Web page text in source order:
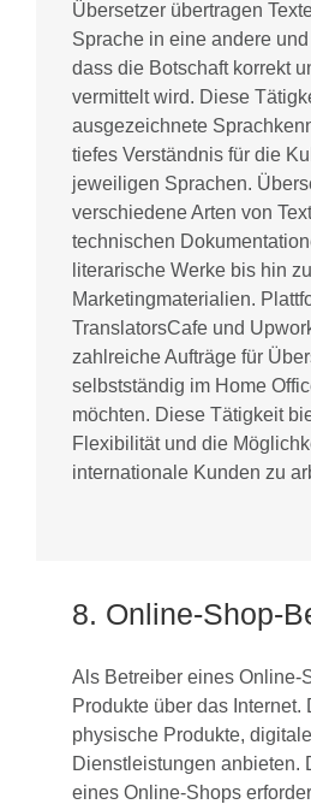
Übersetzer übertragen
Sprache in eine andere
dass die Botschaft korrekt
vermittelt wird. Diese
ausgezeichnete
tiefes Verständnis für die
jeweiligen Sprachen.
verschiedene Arten von
technischen
literarische Werke bis hin zu
Marketingmaterialien.
TranslatorsCafe und
zahlreiche Aufträge für
selbstständig im Home
möchten. Diese Tätigkeit
Flexibilität und die
internationale Kunden zu
8. Online-Shop-
Als Betreiber eines Online-
Produkte über das Internet.
physische Produkte,
Dienstleistungen anbieten.
eines Online-Shops